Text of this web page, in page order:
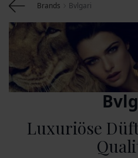
Brands Bvlgari
Luxuriöse